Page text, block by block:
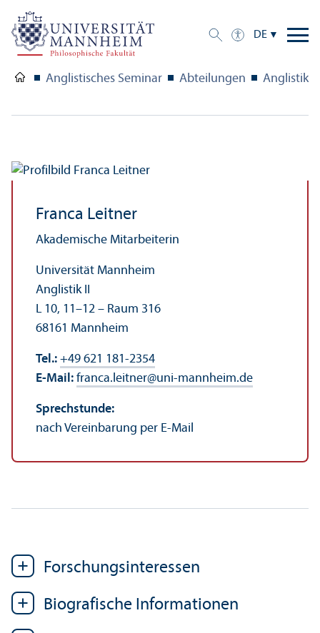
DE
Anglistisches Seminar Abteilungen Anglistik II
Franca Leitner
Akademische Mitarbeiterin
Universität Mannheim
Anglistik II
L 10, 11–12 – Raum 316
68161 Mannheim
Tel.: +49 621 181-2354
E-Mail: franca.leitner@uni-mannheim.de
Sprechstunde:
nach Vereinbarung per E-Mail
Forschungs­interessen
Biografische Informationen